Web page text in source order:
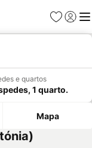
Favoritos
Iniciar
e quartos
1 quarto.
Mapa